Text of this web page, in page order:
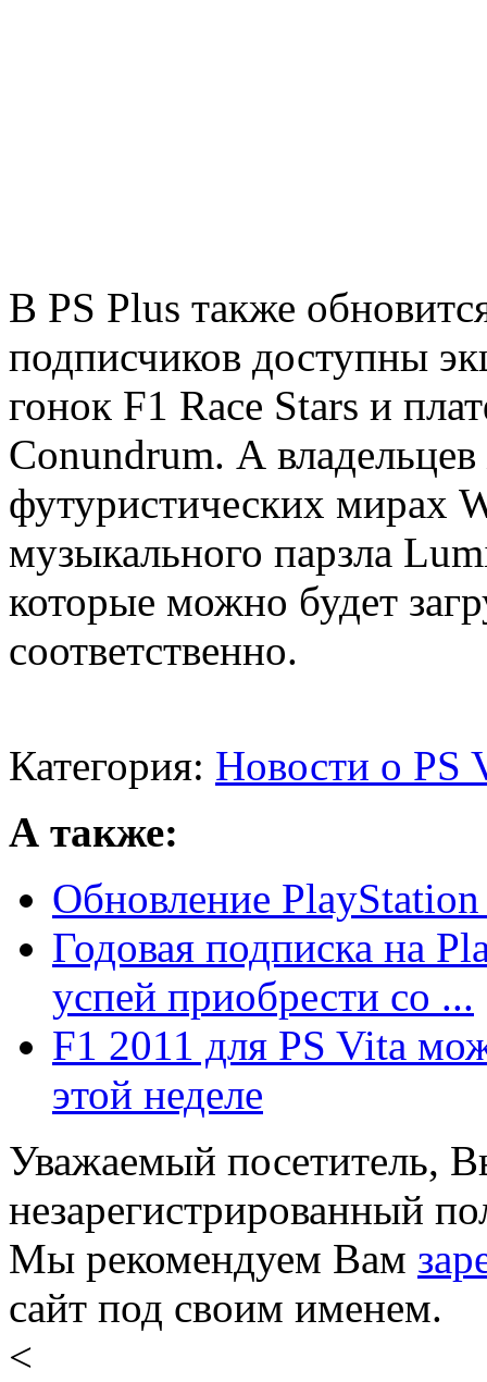
В PS Plus также
подписчиков доступны
гонок F1 Race Stars и
Conundrum. А владельцев
футуристических мирах
музыкального паpзла
которые можно будет
соответственно.
Категория: Новости о PS
А также:
Обновление PlayStation
Годовая подписка на
успей приобрести со ...
F1 2011 для PS Vita
этой неделе
Уважаемый посетитель,
незарегистрированный
Мы рекомендуем Вам
сайт под своим именем.
<